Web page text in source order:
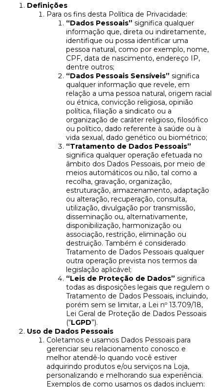
Definições
Para os fins desta Política de Privacidade:
“Dados Pessoais” significa qualquer
informação que, direta ou indiretamente,
identifique ou possa identificar uma
pessoa natural, como por exemplo, nome,
CPF, data de nascimento, endereço IP,
dentre outros;
“Dados Pessoais Sensíveis” significa
qualquer informação que revele, em
relação a uma pessoa natural, origem racial
ou étnica, convicção religiosa, opinião
política, filiação a sindicato ou a
organização de caráter religioso, filosófico
ou político, dado referente à saúde ou à
vida sexual, dado genético ou biométrico;
“Tratamento de Dados Pessoais”
significa qualquer operação efetuada no
âmbito dos Dados Pessoais, por meio de
meios automáticos ou não, tal como a
recolha, gravação, organização,
estruturação, armazenamento, adaptação
ou alteração, recuperação, consulta,
utilização, divulgação por transmissão,
disseminação ou, alternativamente,
disponibilização, harmonização ou
associação, restrição, eliminação ou
destruição. Também é considerado
Tratamento de Dados Pessoais qualquer
outra operação prevista nos termos da
legislação aplicável;
“Leis de Proteção de Dados” significa
todas as disposições legais que regulem o
Tratamento de Dados Pessoais, incluindo,
porém sem se limitar, a Lei nº 13.709/18,
Lei Geral de Proteção de Dados Pessoais
(“LGPD”).
Uso de Dados Pessoais
Coletamos e usamos Dados Pessoais para
gerenciar seu relacionamento conosco e
melhor atendê-lo quando você estiver
adquirindo produtos e/ou serviços na Loja,
personalizando e melhorando sua experiência.
Exemplos de como usamos os dados incluem: